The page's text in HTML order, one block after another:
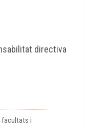
directiva
facultats i